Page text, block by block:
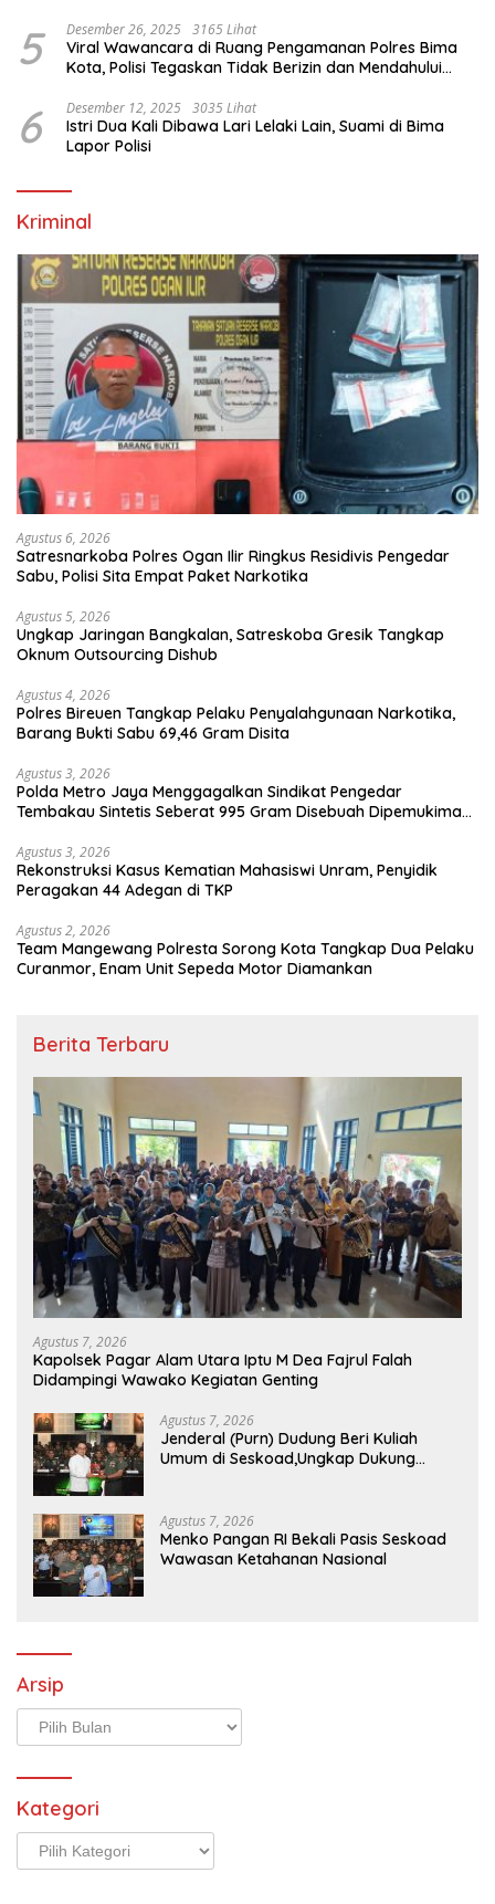
5 Desember 26, 2025 3165 Lihat
Viral Wawancara di Ruang Pengamanan Polres Bima
Kota, Polisi Tegaskan Tidak Berizin dan Mendahului
6 Desember 12, 2025 3035 Lihat
Istri Dua Kali Dibawa Lari Lelaki Lain, Suami di Bima
Lapor Polisi
Kriminal
Agustus 6, 2026
Satresnarkoba Polres Ogan Ilir Ringkus Residivis Pengedar
Sabu, Polisi Sita Empat Paket Narkotika
Agustus 5, 2026
Ungkap Jaringan Bangkalan, Satreskoba Gresik Tangkap
Oknum Outsourcing Dishub
Agustus 4, 2026
Polres Bireuen Tangkap Pelaku Penyalahgunaan Narkotika,
Barang Bukti Sabu 69,46 Gram Disita
Agustus 3, 2026
Polda Metro Jaya Menggagalkan Sindikat Pengedar
Tembakau Sintetis Seberat 995 Gram Disebuah Dipemukiman
Agustus 3, 2026
Rekonstruksi Kasus Kematian Mahasiswi Unram, Penyidik
Peragakan 44 Adegan di TKP
Agustus 2, 2026
Team Mangewang Polresta Sorong Kota Tangkap Dua Pelaku
Curanmor, Enam Unit Sepeda Motor Diamankan
Berita Terbaru
Agustus 7, 2026
Kapolsek Pagar Alam Utara Iptu M Dea Fajrul Falah
Didampingi Wawako Kegiatan Genting
Agustus 7, 2026
Jenderal (Purn) Dudung Beri Kuliah
Umum di Seskoad,Ungkap Dukung
Agustus 7, 2026
Menko Pangan RI Bekali Pasis Seskoad
Wawasan Ketahanan Nasional
Arsip
Arsip
Kategori
Kategori